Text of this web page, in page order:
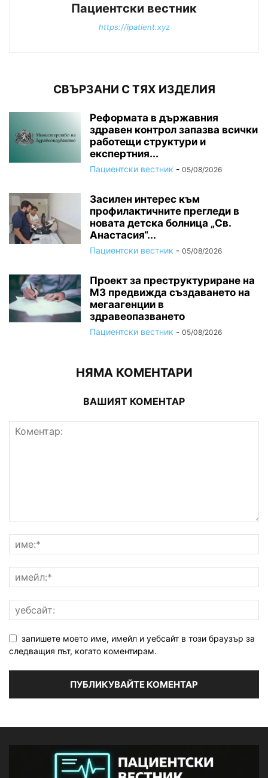
Пациентски вестник
https://ipatient.xyz
СВЪРЗАНИ С ТЯХ ИЗДЕЛИЯ
Реформата в държавния
здравен контрол запазва всички
работещи структури и
експертния...
Пациентски вестник - 05/08/2026
Засилен интерес към
профилактичните прегледи в
новата детска болница „Св.
Анастасия“...
Пациентски вестник - 05/08/2026
Проект за преструктуриране на
МЗ предвижда създаването на
мегаагенции в
здравеопазването
Пациентски вестник - 05/08/2026
НЯМА КОМЕНТАРИ
ВАШИЯТ КОМЕНТАР
запишете моето име, имейл и уебсайт в този браузър за
следващия път, когато коментирам.